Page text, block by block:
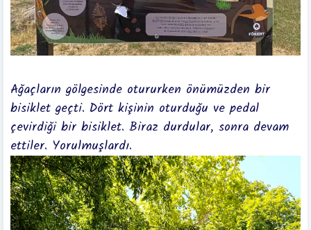
Ağaçların gölgesinde otururken önümüzden bir
bisiklet geçti. Dört kişinin oturduğu ve pedal
çevirdiği bir bisiklet. Biraz durdular, sonra devam
ettiler. Yorulmuşlardı.